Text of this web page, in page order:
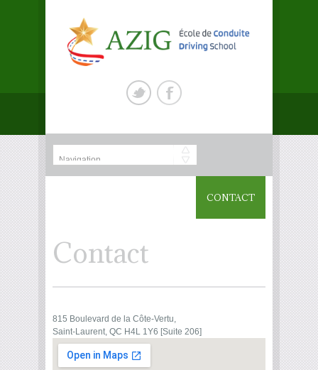
CONTACT
Contact
815 Boulevard de la Côte-Vertu,
Saint-Laurent, QC H4L 1Y6 [Suite 206]